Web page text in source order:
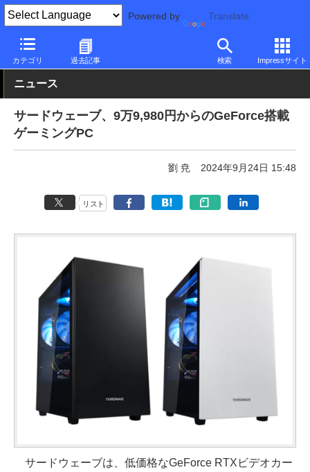
Powered by Translate
カテゴリ 過去記事 検索 Impressサイト
PC Watch パソコン/タブレット/スマートフォン ゲーミングパソ
ニュース
サードウェーブ、9万9,980円からのGeForce搭載
ゲーミングPC
劉 尭 2024年9月24日 15:48
リスト
サードウェーブは、低価格なGeForce RTXビデオカー